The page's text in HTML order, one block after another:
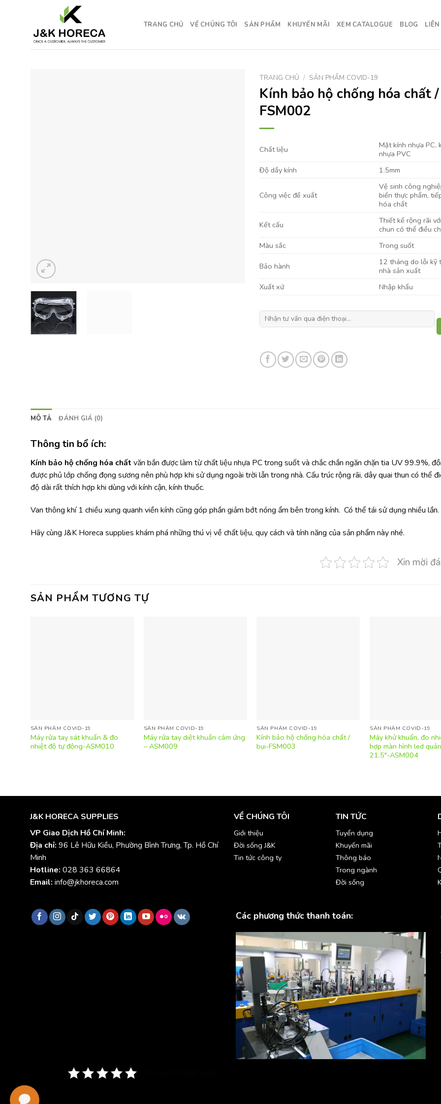
TRANG CHỦ VỀ CHÚNG TÔI SẢN PHẨM KHUYẾN MÃI XEM CATALOGUE BLOG LIÊN
TRANG CHỦ / SẢN PHẨM COVID-19
Kính bảo hộ chống hóa chất
FSM002
Chất liệu
Mặt kính nhựa PC,
nhựa PVC
Độ dầy kính
1.5mm
Công việc đề xuất
Vệ sinh công
biến thực phẩm,
hóa chất
Kết cấu
Thiết kế rộng rãi
chun có thể điều
Màu sắc
Trong suốt
Bảo hành
12 tháng do lỗi kỹ
nhà sản xuất
Xuất xứ
Nhập khẩu
MÔ TẢ ĐÁNH GIÁ (0)
Thông tin bổ ích:
Kính bảo hộ chống hóa chất văn bắn được làm từ chất liệu nhựa PC trong suốt và chắc chắn ngăn chặn tia UV 99.9%,
được phủ lớp chống đọng sương nên phù hợp khi sử dụng ngoài trời lẫn trong nhà. Cấu trúc rộng rãi, dây quai thun có thể
độ dài rất thích hợp khi dùng với kính cận, kính thuốc.
Van thông khí 1 chiều xung quanh viền kính cũng góp phần giảm bớt nóng ẩm bên trong kính. Có thể tái sử dụng nhiều lần.
Hãy cùng J&K Horeca supplies khám phá những thú vị về chất liệu, quy cách và tính năng của sản phẩm này nhé.
Xin mời
SẢN PHẨM TƯƠNG TỰ
SẢN PHẨM COVID-19
Máy rửa tay sát khuẩn & đo
nhiệt độ tự động-ASM010
SẢN PHẨM COVID-19
Máy rửa tay diệt khuẩn cảm ứng
– ASM009
SẢN PHẨM COVID-19
Kính bảo hộ chống hóa chất /
bụi-FSM003
SẢN PHẨM COVID-19
Máy khử khuẩn, đo
hợp màn hình led
21.5″-ASM004
J&K HORECA SUPPLIES
VP Giao Dịch Hồ Chí Minh:
Địa chỉ: 96 Lê Hữu Kiều, Phường Bình Trưng, Tp. Hồ Chí
Minh
Hotline: 028 363 66864
Email: info@jkhoreca.com
VỀ CHÚNG TÔI
Giới thiệu
Đời sống J&K
Tin tức công ty
TIN TỨC
Tuyển dụng
Khuyến mãi
Thông báo
Trong ngành
Đời sống
Các phương thức thanh toán: